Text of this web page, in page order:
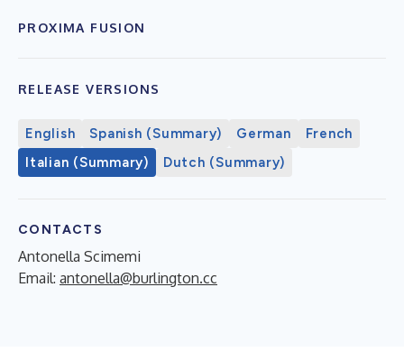
PROXIMA FUSION
RELEASE VERSIONS
English Spanish (Summary) German
French
Italian (Summary)
Dutch (Summary)
CONTACTS
Antonella Scimemi
Email: antonella@burlington.cc